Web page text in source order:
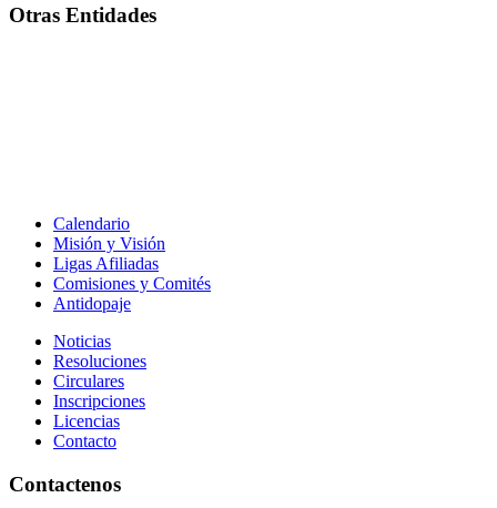
Otras Entidades
Calendario
Misión y Visión
Ligas Afiliadas
Comisiones y Comités
Antidopaje
Noticias
Resoluciones
Circulares
Inscripciones
Licencias
Contacto
Contactenos